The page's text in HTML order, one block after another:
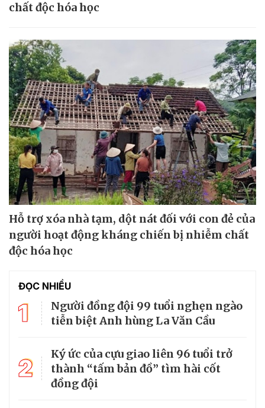
chất độc hóa học
Hỗ trợ xóa nhà tạm, dột nát đối với con đẻ của
người hoạt động kháng chiến bị nhiễm chất
độc hóa học
ĐỌC NHIỀU
1
Người đồng đội 99 tuổi nghẹn ngào
tiễn biệt Anh hùng La Văn Cầu
2
Ký ức của cựu giao liên 96 tuổi trở
thành “tấm bản đồ” tìm hài cốt
đồng đội